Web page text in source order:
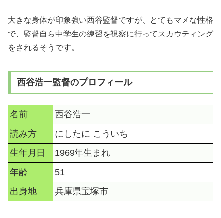
大きな身体が印象強い西谷監督ですが、とてもマメな性格
で、監督自ら中学生の練習を視察に行ってスカウティング
をされるそうです。
西谷浩一監督のプロフィール
名前
西谷浩一
読み方
にしたに こういち
生年月日
1969年生まれ
年齢
51
出身地
兵庫県宝塚市